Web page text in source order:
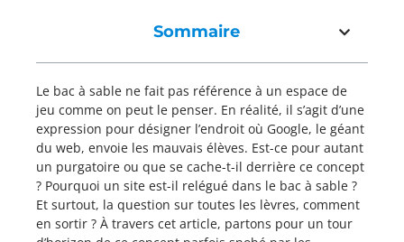
Sommaire
Le bac à sable ne fait pas référence à un espace de
jeu comme on peut le penser. En réalité, il s’agit d’une
expression pour désigner l’endroit où Google, le géant
du web, envoie les mauvais élèves. Est-ce pour autant
un purgatoire ou que se cache-t-il derrière ce concept
? Pourquoi un site est-il relégué dans le bac à sable ?
Et surtout, la question sur toutes les lèvres, comment
en sortir ? À travers cet article, partons pour un tour